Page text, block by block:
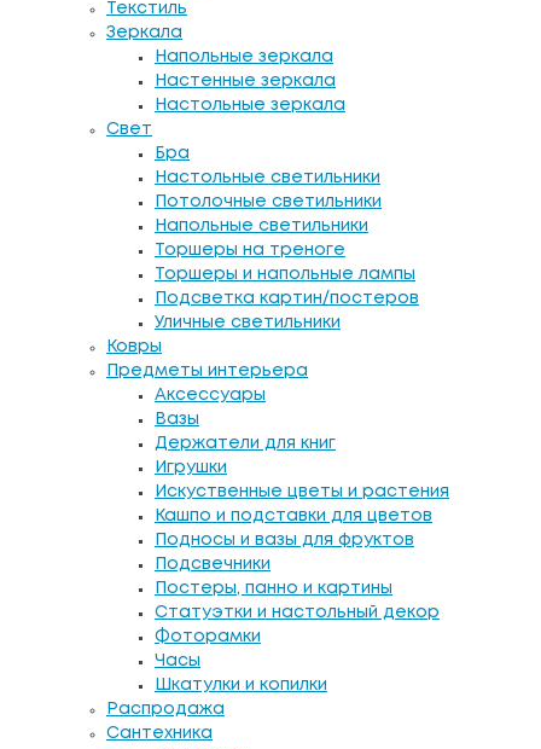
Текстиль
Зеркала
Напольные зеркала
Настенные зеркала
Настольные зеркала
Свет
Бра
Настольные светильники
Потолочные светильники
Напольные светильники
Торшеры на треноге
Торшеры и напольные лампы
Подсветка картин/постеров
Уличные светильники
Ковры
Предметы интерьера
Аксессуары
Вазы
Держатели для книг
Игрушки
Искуственные цветы и растения
Кашпо и подставки для цветов
Подносы и вазы для фруктов
Подсвечники
Постеры, панно и картины
Статуэтки и настольный декор
Фоторамки
Часы
Шкатулки и копилки
Распродажа
Сантехника